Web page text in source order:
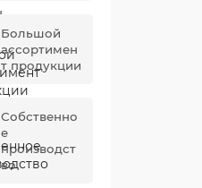
Большой
ассортимен
т продукции
Собственно
е
производст
во